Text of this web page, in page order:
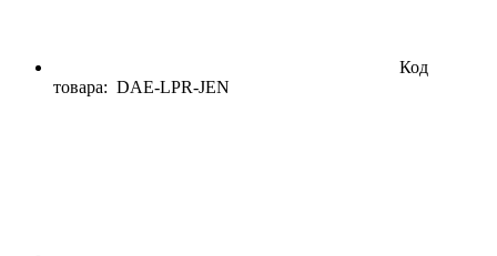
Код
товара: DAE-LPR-JEN